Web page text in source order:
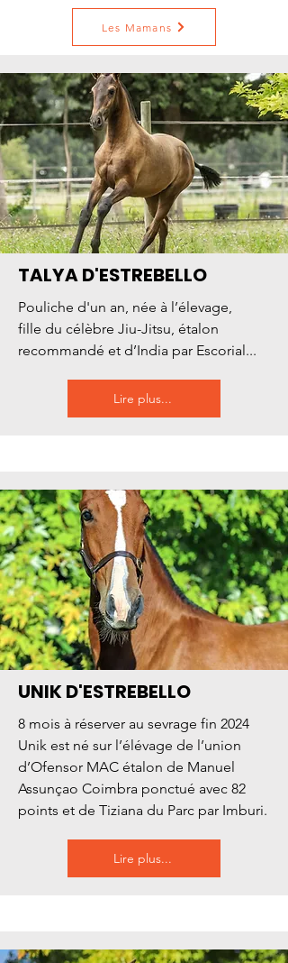
Les Mamans
TALYA D'ESTREBELLO
Pouliche d'un an, née à l’élevage,
fille du célèbre Jiu-Jitsu, étalon
recommandé et d’India par Escorial...
Lire plus...
UNIK D'ESTREBELLO
8 mois à réserver au sevrage fin 2024
Unik est né sur l’élévage de l’union
d’Ofensor MAC étalon de Manuel
Assunçao Coimbra ponctué avec 82
points et de Tiziana du Parc par Imburi.
Lire plus...